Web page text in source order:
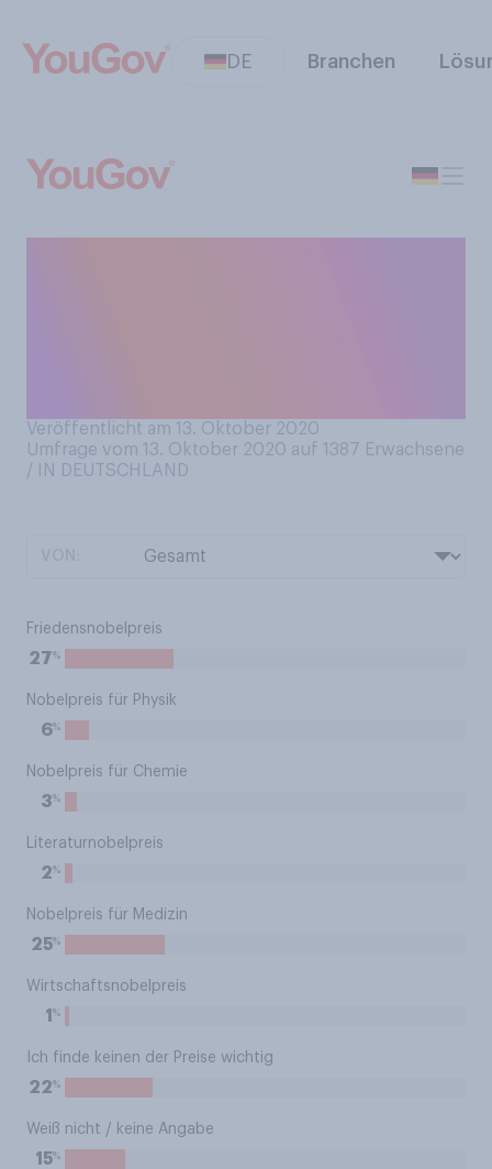
DE Branchen
Veröffentlicht am 13. Oktober 2020
Umfrage vom 13. Oktober 2020 auf 1387 Erwachsene
/ IN DEUTSCHLAND
Friedensnobelpreis
27%
Nobelpreis für Physik
6%
Nobelpreis für Chemie
3%
Literaturnobelpreis
2%
Nobelpreis für Medizin
25%
Wirtschaftsnobelpreis
1 %
Ich finde keinen der Preise wichtig
22%
Weiß nicht / keine Angabe
15%